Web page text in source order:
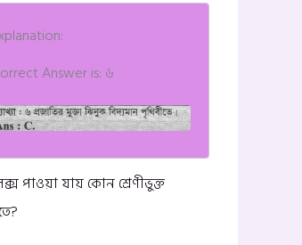
Answer is: ৬
পাওয়া যায় কোন শ্রেণীভুক্ত